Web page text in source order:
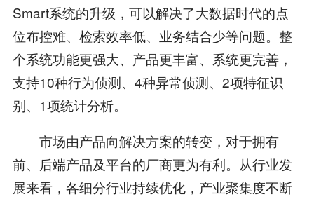
Smart系统的升级，可以解决了大数据时代的点
位布控难、检索效率低、业务结合少等问题。整
个系统功能更强大、产品更丰富、系统更完善，
支持10种行为侦测、4种异常侦测、2项特征识
别、1项统计分析。
市场由产品向解决方案的转变，对于拥有
前、后端产品及平台的厂商更为有利。从行业发
展来看，各细分行业持续优化，产业聚集度不断